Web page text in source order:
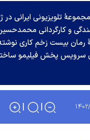
تلویزیونی ایرانی در
و کارگردانی
رمان بیست زخم کاری
سرویس پخش فیلیمو
۱۸